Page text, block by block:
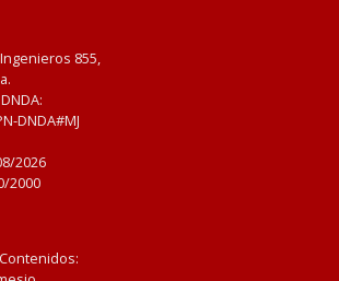
855,
DNDA#MJ
2026
2000